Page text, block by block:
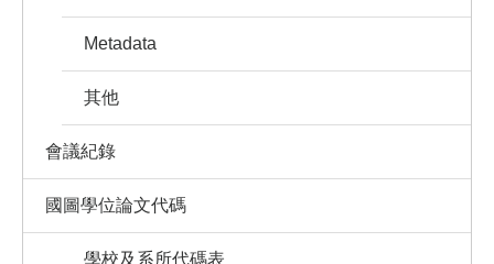
Metadata
其他
會議紀錄
國圖學位論文代碼
學校及系所代碼表